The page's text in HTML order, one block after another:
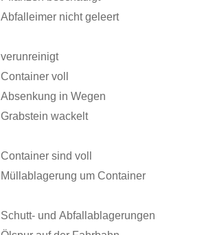
Abfalleimer nicht geleert
verunreinigt
Container voll
Absenkung in Wegen
Grabstein wackelt
Container sind voll
Müllablagerung um Container
Schutt- und Abfallablagerungen